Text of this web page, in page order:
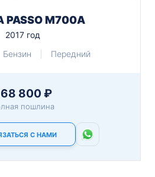
PASSO M700A
2017 год
Бензин Передний
800 ₽
пошлина
С НАМИ